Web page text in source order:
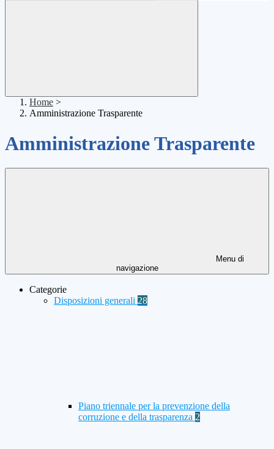
Home >
Amministrazione Trasparente
Amministrazione Trasparente
Menu di
navigazione
Categorie
Disposizioni generali 28
Piano triennale per la prevenzione della
corruzione e della trasparenza 2